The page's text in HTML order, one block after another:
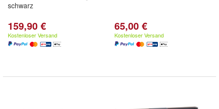
schwarz
159,90 €
Kostenloser Versand
65,00 €
Kostenloser Versand